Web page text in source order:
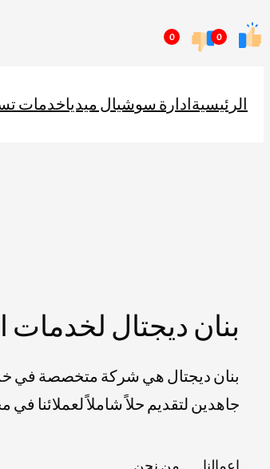
0
0
إلى
الرئيسيةادارة سوشيال ميدياخدمات
بنان ديجتال لخدمات
بنان ديجتال هي شركة متخصصة في
جاهدين لتقديم حلاً شاملاً لعملائنا